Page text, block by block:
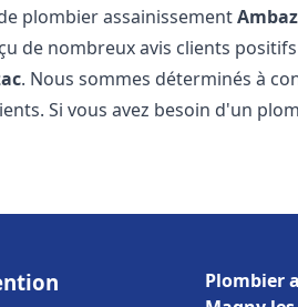
plombier assainissement
de nombreux avis clients
. Nous sommes déterminés à
Si vous avez besoin d'un
Plombier